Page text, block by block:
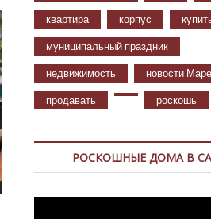
квартира корпус
муниципальный праздник
недвижимость новости
продавать роскошь
РОСКОШНЫЕ ДОМА В